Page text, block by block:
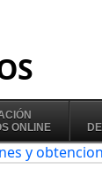
ONLINE
y